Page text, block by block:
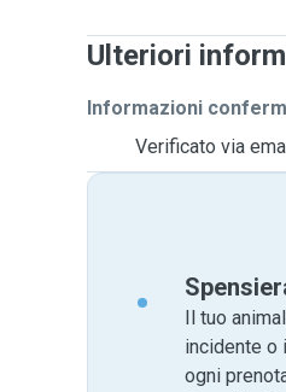
Ulteriori
Informazioni
Verificato via
Il tuo
incidente o
ogni